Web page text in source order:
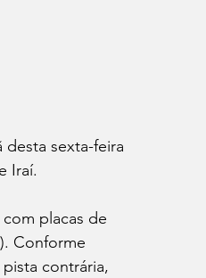
sexta-feira
Iraí.
placas de
Conforme
contrária,